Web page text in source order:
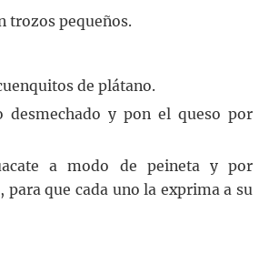
trozos pequeños.
de plátano.
desmechado y pon el queso por
a modo de peineta y por
que cada uno la exprima a su